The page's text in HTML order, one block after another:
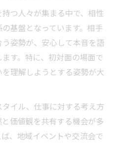
つ人々が集まる中で、相性
基盤となっています。相手
姿勢が、安心して本音を語
す。特に、初対面の場面で
理解しようとする姿勢が大
イル、仕事に対する考え方
価値観を共有する機会が多
、地域イベントや交流会で